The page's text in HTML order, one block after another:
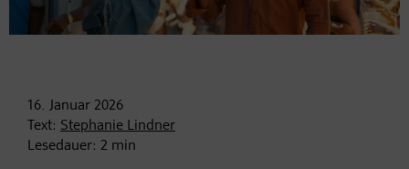
16. Januar 2026
Text: Stephanie Lindner
Lesedauer: 2 min